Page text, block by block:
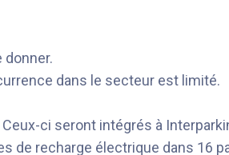
dans le secteur est limité.
ci seront intégrés à
de recharge électrique dans 16